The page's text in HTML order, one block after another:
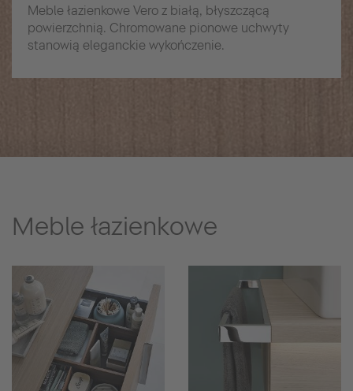
Meble łazienkowe Vero z białą, błyszczącą
powierzchnią. Chromowane pionowe uchwyty
stanowią eleganckie wykończenie.
Meble łazienkowe